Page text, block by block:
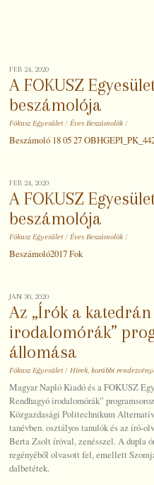
FEB 24, 2020
A FOKUSZ
beszámolója
Fókusz Egyesület / Éves Beszámolók /
Beszámoló 18 05 27
FEB 24, 2020
A FOKUSZ
beszámolója
Fókusz Egyesület / Éves Beszámolók /
Beszámoló2017 Fok
JAN 30, 2020
Az „Írók a
irodalomórák”
állomása
Fókusz Egyesület / Hírek,korábbi
Magyar Napló Kiadó és a FOKUSZ
Rendhagyó irodalomórák”
Közgazdasági Politechnikum
tanévben. osztályos tanulók és az író-
Berta Zsolt íróval, zenésszel. A dupla
regényéből olvasott fel, emellett
dalbetétek.